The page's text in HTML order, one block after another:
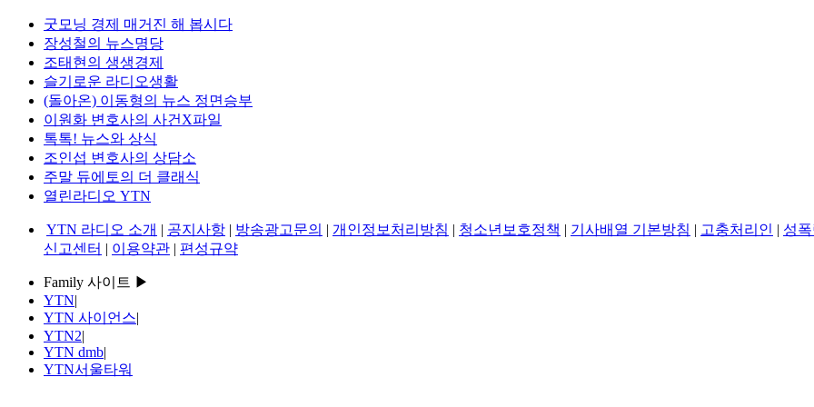
굿모닝 경제 매거진 해 봅시다
장성철의 뉴스명당
조태현의 생생경제
슬기로운 라디오생활
(돌아온) 이동형의 뉴스 정면승부
이원화 변호사의 사건X파일
톡톡! 뉴스와 상식
조인섭 변호사의 상담소
주말 듀에토의 더 클래식
열린라디오 YTN
YTN 라디오 소개 | 공지사항 | 방송광고문의 | 개인정보처리방침 | 청소년보호정책 | 기사배열 기본방침 | 고충처리인 | 성
신고센터 | 이용약관 | 편성규약
Family 사이트 ▶
YTN|
YTN 사이언스|
YTN2|
YTN dmb|
YTN서울타워